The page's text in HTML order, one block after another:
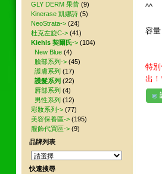
^^
容
特
出
GLY DERM 果蕾 (9)
Kinerase 凱娜詩 (5)
NeoStrata-> (24)
杜克左旋C-> (41)
Kiehls 契爾氏-> (104)
New Blue (4)
臉部系列-> (45)
護膚系列 (17)
護髮系列 (22)
唇部系列 (4)
男性系列 (12)
彩妝系列-> (77)
美容保養區-> (195)
服飾代買區-> (9)
品牌列表
快速搜尋